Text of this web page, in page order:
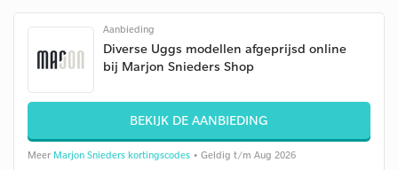
Aanbieding
Diverse Uggs modellen afgeprijsd online
bij Marjon Snieders Shop
BEKIJK DE AANBIEDING
Meer Marjon Snieders kortingscodes • Geldig t/m Aug 2026